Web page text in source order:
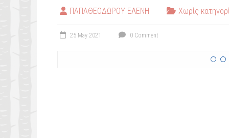
ΠΑΠΑΘΕΟΔΩΡΟΥ ΕΛΕΝΗ Χωρίς
25 May 2021 0 Comment